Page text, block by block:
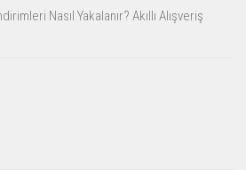
Nasıl Yakalanır? Akıllı Alışveriş